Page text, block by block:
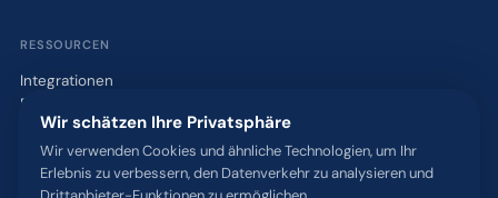
RESSOURCEN
Integrationen
Blog
Glossar
WhatsApp QR-Tool
Kontakt
Wir schätzen Ihre Privatsphäre
Wir verwenden Cookies und ähnliche Technologien, um Ihr
Erlebnis zu verbessern, den Datenverkehr zu analysieren und